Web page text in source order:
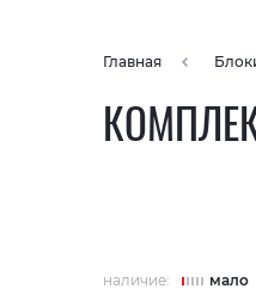
Главная
наличие: мало